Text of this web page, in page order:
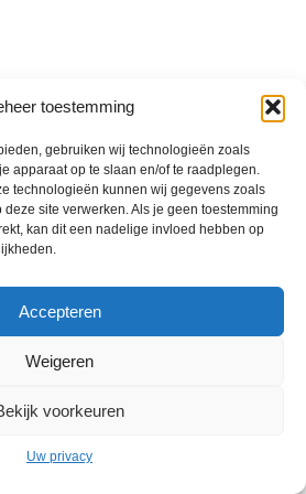
toestemming
gebruiken wij technologieën zoals
apparaat op te slaan en/of te raadplegen.
technologieën kunnen wij gegevens zoals
site verwerken. Als je geen toestemming
kan dit een nadelige invloed hebben op
Accepteren
Weigeren
voorkeuren
Uw privacy
gekozen
op
de
productpagina
Tuin KvK Gouda 29029262 - BTW nr
Hosting: